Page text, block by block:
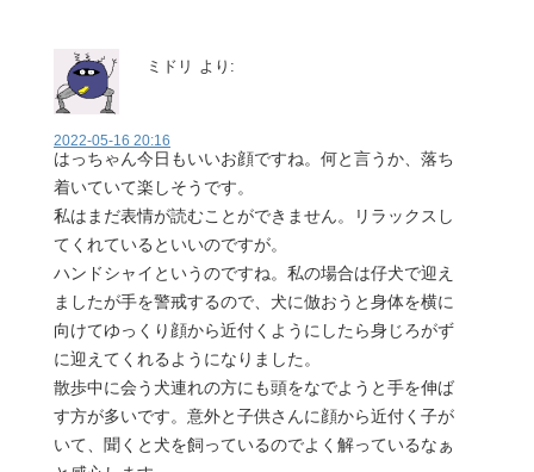
ミドリ より:
2022-05-16 20:16
はっちゃん今日もいいお顔ですね。何と言うか、落ち
着いていて楽しそうです。
私はまだ表情が読むことができません。リラックスし
てくれているといいのですが。
ハンドシャイというのですね。私の場合は仔犬で迎え
ましたが手を警戒するので、犬に倣おうと身体を横に
向けてゆっくり顔から近付くようにしたら身じろがず
に迎えてくれるようになりました。
散歩中に会う犬連れの方にも頭をなでようと手を伸ば
す方が多いです。意外と子供さんに顔から近付く子が
いて、聞くと犬を飼っているのでよく解っているなぁ